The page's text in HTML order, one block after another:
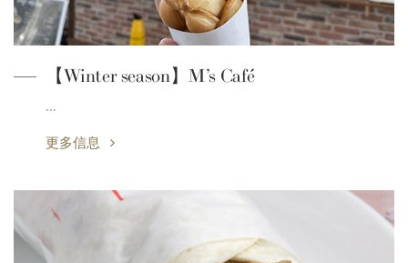
【Winter season】M’s Café
…
更多信息